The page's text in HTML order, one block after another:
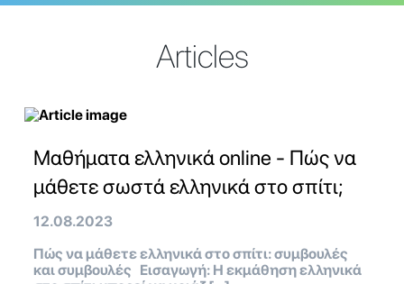
Articles
Μαθήματα ελληνικά online - Πώς να
μάθετε σωστά ελληνικά στο σπίτι;
12.08.2023
Πώς να μάθετε ελληνικά στο σπίτι: συμβουλές
και συμβουλές Εισαγωγή: Η εκμάθηση ελληνικά